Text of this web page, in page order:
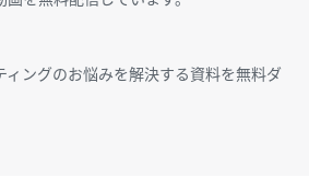
ィングのお悩みを解決する資料を無料ダ